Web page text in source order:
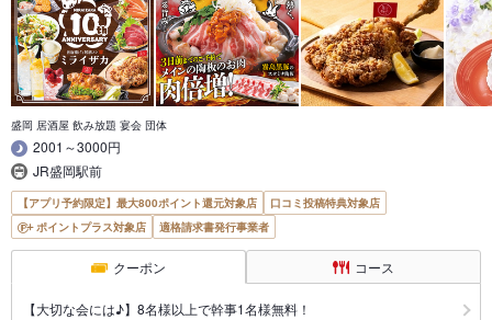
盛岡 居酒屋 飲み放題 宴会 団体
2001～3000円
JR盛岡駅前
【アプリ予約限定】最大800ポイント還元対象店
口コミ投稿特典対象店
ポイントプラス対象店
適格請求書発行事業者
クーポン コース
【大切な会には♪】8名様以上で幹事1名様無料！